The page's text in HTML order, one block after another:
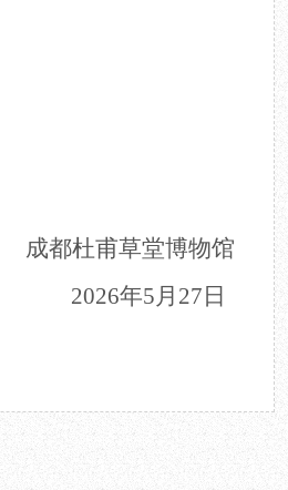
成都杜甫草堂博物馆
2026年5 月 27 日